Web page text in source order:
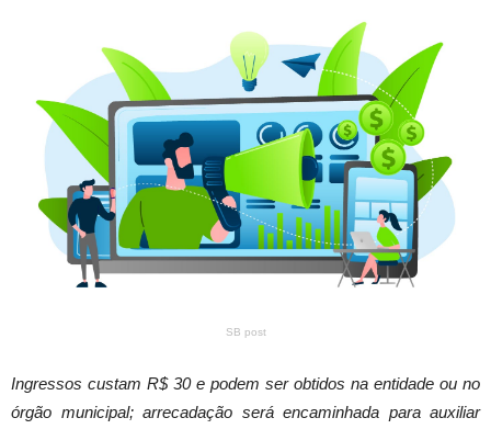
SB post
Ingressos custam R$ 30 e podem ser obtidos na entidade ou no
órgão municipal; arrecadação será encaminhada para auxiliar